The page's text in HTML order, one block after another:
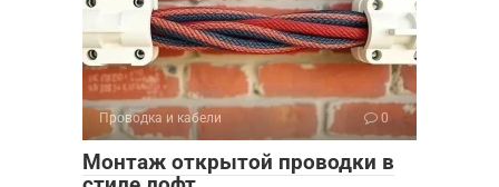
Проводка и кабели 0
Монтаж открытой проводки в